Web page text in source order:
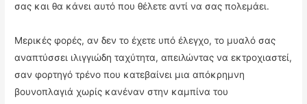
σας και θα κάνει αυτό που θέλετε αντί να σας πολεμάει.
Μερικές φορές, αν δεν το έχετε υπό έλεγχο, το μυαλό σας
αναπτύσσει ιλιγγιώδη ταχύτητα, απειλώντας να εκτροχιαστεί,
σαν φορτηγό τρένο που κατεβαίνει μια απόκρημνη
βουνοπλαγιά χωρίς κανέναν στην καμπίνα του